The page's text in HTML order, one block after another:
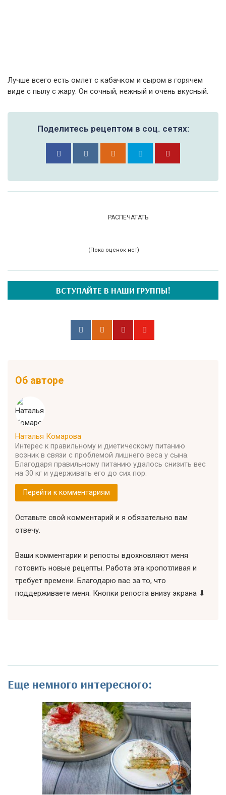
Лучше всего есть омлет с кабачком и сыром в горячем
виде с пылу с жару. Он сочный, нежный и очень вкусный.
Поделитесь рецептом в соц. сетях:
РАСПЕЧАТАТЬ
(Пока оценок нет)
ВСТУПАЙТЕ В НАШИ ГРУППЫ!
Об авторе
Наталья Комарова
Интерес к правильному и диетическому питанию
возник в связи с проблемой лишнего веса у сына.
Благодаря правильному питанию удалось снизить вес
на 30 кг и удерживать его до сих пор.
Перейти к комментариям
Оставьте свой комментарий и я обязательно вам
отвечу.
Ваши комментарии и репосты вдохновляют меня
готовить новые рецепты. Работа эта кропотливая и
требует времени. Благодарю вас за то, что
поддерживаете меня. Кнопки репоста внизу экрана ⬇
Еще немного интересного: